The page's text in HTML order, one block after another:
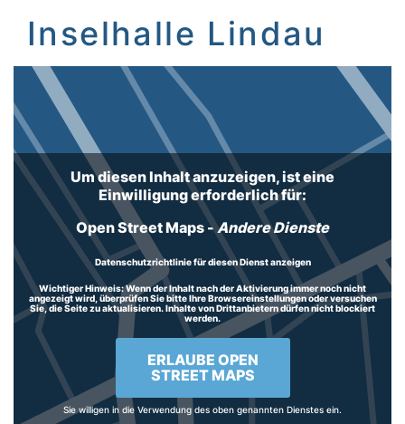
Inselhalle Lindau
Inhalt
Um diesen Inhalt anzuzeigen, ist eine
Einwilligung erforderlich für:
Open Street Maps -Andere Dienste
Datenschutzrichtlinie für diesen Dienst anzeigen
Wichtiger Hinweis:Wenn der Inhalt nach der Aktivierung immer noch nicht
angezeigt wird, überprüfen Sie bitte Ihre Browsereinstellungen oder versuchen
Sie, die Seite zu aktualisieren. Inhalte von Drittanbietern dürfen nicht blockiert
werden.
ERLAUBE OPEN
STREET MAPS
Sie willigen in die Verwendung des oben genannten Dienstes ein.